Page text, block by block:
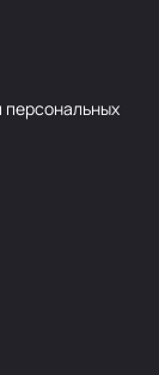
персональных